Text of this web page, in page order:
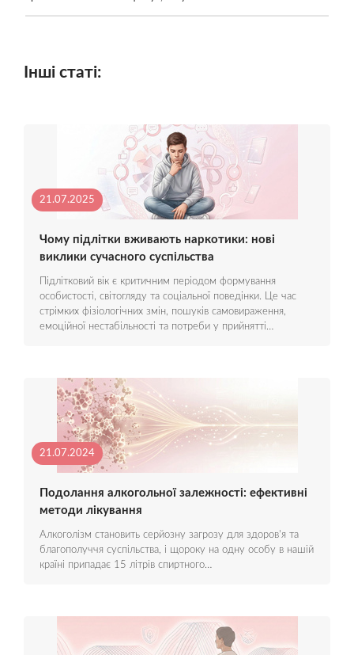
Інші статі:
21.07.2025
Чому підлітки вживають наркотики: нові
виклики сучасного суспільства
Підлітковий вік є критичним періодом формування
особистості, світогляду та соціальної поведінки. Це час
стрімких фізіологічних змін, пошуків самовираження,
емоційної нестабільності та потреби у прийнятті…
21.07.2024
Подолання алкогольної залежності: ефективні
методи лікування
Алкоголізм становить серйозну загрозу для здоров'я та
благополуччя суспільства, і щороку на одну особу в нашій
країні припадає 15 літрів спиртного…